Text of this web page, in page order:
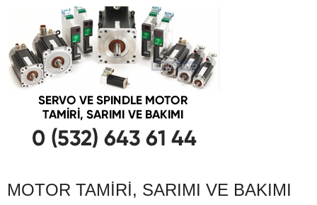
MOTOR TAMIRI, SARIMI VE BAKIMI